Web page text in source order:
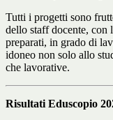
Tutti i progetti sono
dello staff docente, con
preparati, in grado di
idoneo non solo allo
che lavorative.
Risultati Eduscopio